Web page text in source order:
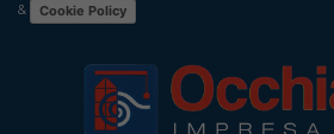
&
Cookie Policy